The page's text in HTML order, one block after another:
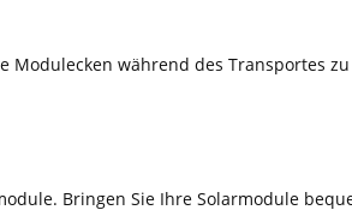
während des Transportes
Bringen Sie Ihre Solarmodule